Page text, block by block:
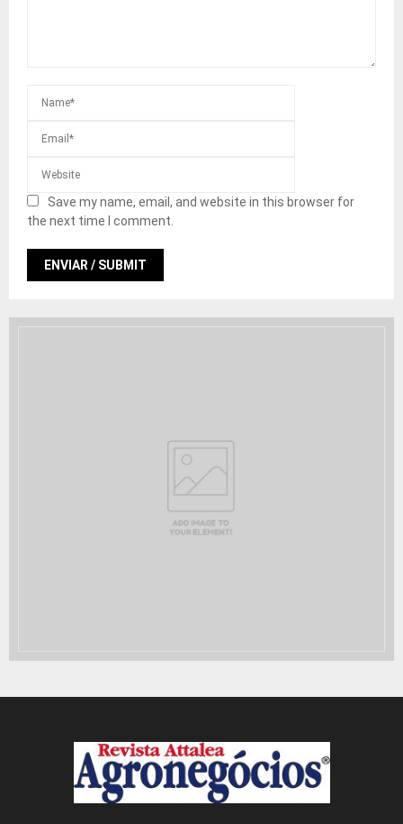
Save my name, email, and website in this browser for
the next time I comment.